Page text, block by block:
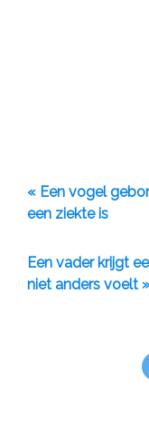
« Een vogel
een ziekte is
Een vader krijgt
niet anders voelt »